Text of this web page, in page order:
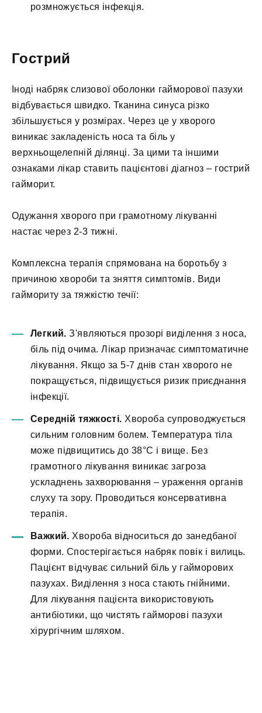
розмножується інфекція.
Гострий
Іноді набряк слизової оболонки гайморової пазухи
відбувається швидко. Тканина синуса різко
збільшується у розмірах. Через це у хворого
виникає закладеність носа та біль у
верхньощелепній ділянці. За цими та іншими
ознаками лікар ставить пацієнтові діагноз – гострий
гайморит.
Одужання хворого при грамотному лікуванні
настає через 2-3 тижні.
Комплексна терапія спрямована на боротьбу з
причиною хвороби та зняття симптомів. Види
гаймориту за тяжкістю течії:
Легкий. З'являються прозорі виділення з носа,
біль під очима. Лікар призначає симптоматичне
лікування. Якщо за 5-7 днів стан хворого не
покращується, підвищується ризик приєднання
інфекції.
Середній тяжкості. Хвороба супроводжується
сильним головним болем. Температура тіла
може підвищитись до 38°С і вище. Без
грамотного лікування виникає загроза
ускладнень захворювання – ураження органів
слуху та зору. Проводиться консервативна
терапія.
Важкий. Хвороба відноситься до занедбаної
форми. Спостерігається набряк повік і вилиць.
Пацієнт відчуває сильний біль у гайморових
пазухах. Виділення з носа стають гнійними.
Для лікування пацієнта використовують
антибіотики, що чистять гайморові пазухи
хірургічним шляхом.